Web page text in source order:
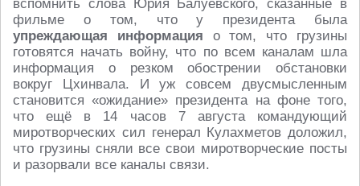
вспомнить слова Юрия Балуевского, сказанные в
фильме о том, что у президента была
упреждающая информация о том, что грузины
готовятся начать войну, что по всем каналам шла
информация о резком обострении обстановки
вокруг Цхинвала. И уж совсем двусмысленным
становится «ожидание» президента на фоне того,
что ещё в 14 часов 7 августа командующий
миротворческих сил генерал Кулахметов доложил,
что грузины сняли все свои миротворческие посты
и разорвали все каналы связи.